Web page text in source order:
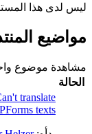
ليس لدى هذا
مواضيع
مشاهدة موضوع واحد - 1 إلى 3 (من
الحالة
translate
texts